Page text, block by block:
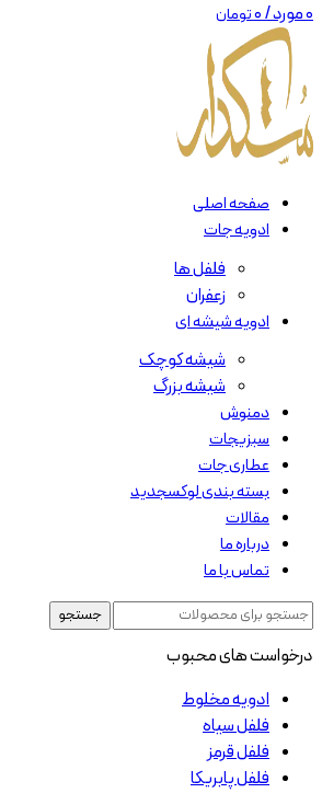
0مورد/۰تومان
صفحه اصلی
ادویه جات
فلفل ها
زعفران
ادویه شیشه ای
شیشه کوچک
شیشه بزرگ
دمنوش
سبزیجات
عطاری جات
بسته بندی لوکسجدید
مقالات
درباره ما
تماس با ما
جستجو
درخواست های محبوب
ادویه مخلوط
فلفل سیاه
فلفل قرمز
فلفل پابریکا